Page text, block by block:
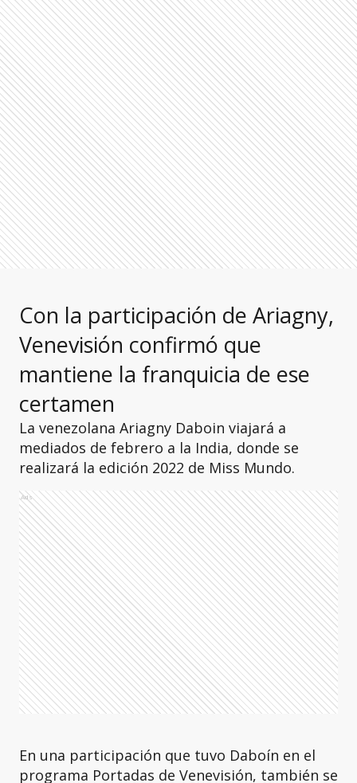
Con la participación de Ariagny,
Venevisión confirmó que
mantiene la franquicia de ese
certamen
La venezolana Ariagny Daboin viajará a
mediados de febrero a la India, donde se
realizará la edición 2022 de Miss Mundo.
Ads
En una participación que tuvo Daboín en el
programa Portadas de Venevisión, también se